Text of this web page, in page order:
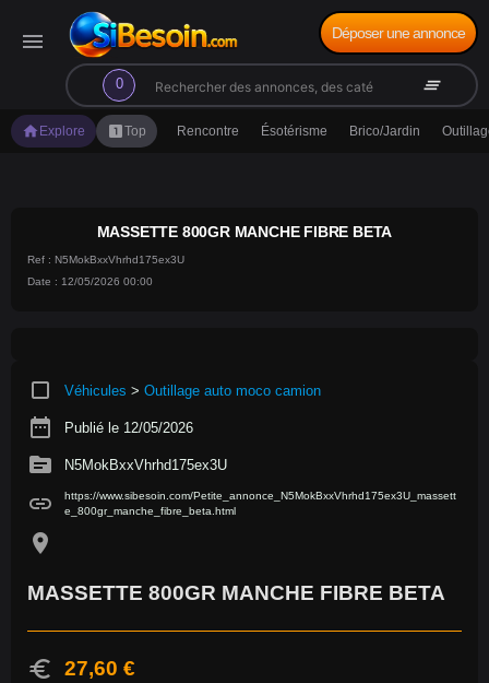
menu
0
search clear_all
Déposer une annonce
home Explore looks_oneTop Rencontre Ésotérisme Brico/Jardin
MASSETTE 800GR MANCHE FIBRE BETA
Ref : N5MokBxxVhrhd175ex3U
Date : 12/05/2026 00:00
crop_square Véhicules > Outillage auto moco camion
date_range Publié le 12/05/2026
source N5MokBxxVhrhd175ex3U
link
https://www.sibesoin.com/Petite_annonce_N5MokBxxVhrhd175ex3U_massett
e_800gr_manche_fibre_beta.html
location_on
MASSETTE 800GR MANCHE FIBRE BETA
euro 27,60 €